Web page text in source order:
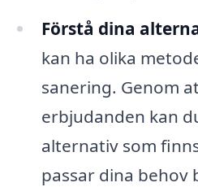
Förstå dina
kan ha olika
sanering. Genom
erbjudanden kan
alternativ som
passar dina behov